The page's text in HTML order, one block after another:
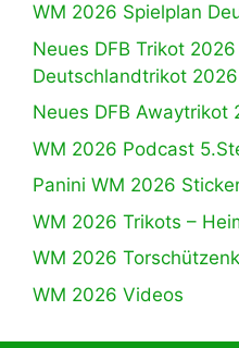
WM 2026 Spielplan
Neues DFB Trikot
Deutschlandtrikot 2026
Neues DFB Awaytrikot
WM 2026 Podcast
Panini WM 2026
WM 2026 Trikots –
WM 2026
WM 2026 Videos